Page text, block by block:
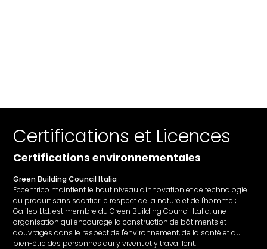
Certifications et Licences
Certifications environnementales
Green Building Council Italia
Eccentrico maintient le haut niveau d'innovation et de technologie
du produit sans sacrifier le respect de la nature et de l'homme ;
Galileo Ltd. est membre du Green Building Council Italia, une
organisation qui encourage la construction de bâtiments et
d'ouvrages dans le respect de l'environnement, de la santé et du
bien-être des personnes qui y vivent et y travaillent.